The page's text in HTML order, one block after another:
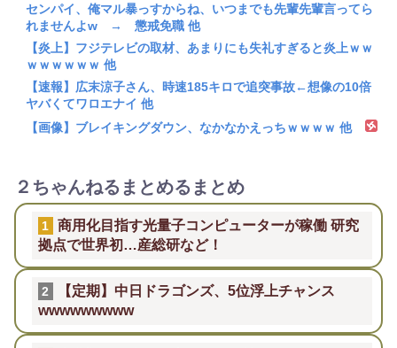
センパイ、俺マル暴っすからね、いつまでも先輩先輩言ってら
れませんよw → 懲戒免職 他
【炎上】フジテレビの取材、あまりにも失礼すぎると炎上ｗｗ
ｗｗｗｗｗｗ 他
【速報】広末涼子さん、時速185キロで追突事故←想像の10倍
ヤバくてワロエナイ 他
【画像】ブレイキングダウン、なかなかえっちｗｗｗｗ 他
２ちゃんねるまとめるまとめ
1
商用化目指す光量子コンピューターが稼働 研究
拠点で世界初…産総研など！
2
【定期】中日ドラゴンズ、5位浮上チャンス
wwwwwwwww